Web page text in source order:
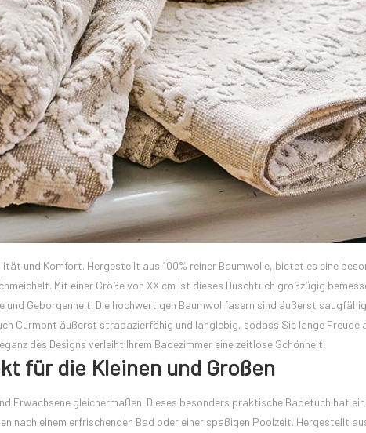
und Komfort. Hergestellt aus 100% reiner Baumwolle, bietet es eine
Mit einer Größe von XX cm ist dieses Duschtuch großzügig
und Geborgenheit. Die hochwertigen Baumwollfasern sind äußerst
Curmont äußerst strapazierfähig und langlebig, sodass Sie lange Freude
des Designs verleiht Ihrem Badezimmer eine zeitlose Schönheit.
für die Kleinen und Großen
Erwachsene gleichermaßen. Dieses besonders praktische Badetuch hat
nach einem erfrischenden Bad oder einer spaßigen Poolzeit. Hergestellt